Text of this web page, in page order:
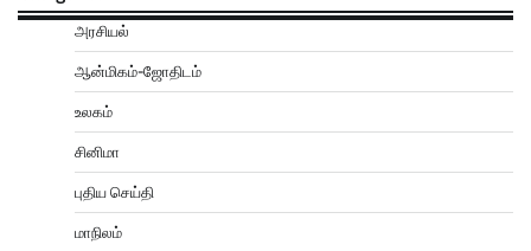
அரசியல்
ஆன்மிகம்-ஜோதிடம்
உலகம்
சினிமா
புதிய செய்தி
மாநிலம்